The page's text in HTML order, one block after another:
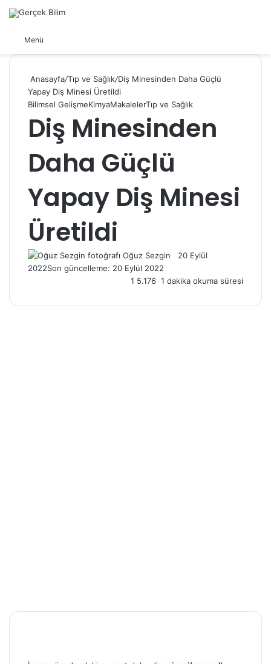
Menü
Anasayfa/Tıp ve Sağlık/Diş Minesinden Daha Güçlü
Yapay Diş Minesi Üretildi
Bilimsel GelişmeKimyaMakalelerTıp ve Sağlık
Diş Minesinden
Daha Güçlü
Yapay Diş Minesi
Üretildi
Oğuz Sezgin
Follow
X
Bir
posta
20 Eylül
2022Son güncelleme: 20 Eylül 2022
1 5.176 1 dakika okuma süresi